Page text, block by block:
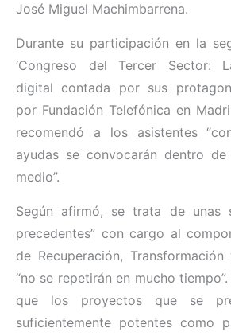
José Miguel Machimbarrena.
Durante su participación en la
‘Congreso del Tercer Sector:
digital contada por sus
por Fundación Telefónica en
recomendó a los asistentes
ayudas se convocarán dentro
medio”.
Según afirmó, se trata de unas
precedentes” con cargo al
de Recuperación,
“no se repetirán en mucho
que los proyectos que se
suficientemente potentes como